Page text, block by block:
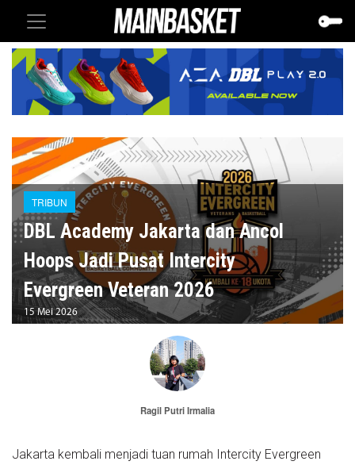
TRIBUN
DBL Academy Jakarta dan Ancol
Hoops Jadi Pusat Intercity
Evergreen Veteran 2026
15 Mei 2026
Ragil Putri Irmalia
Jakarta kembali menjadi tuan rumah Intercity Evergreen